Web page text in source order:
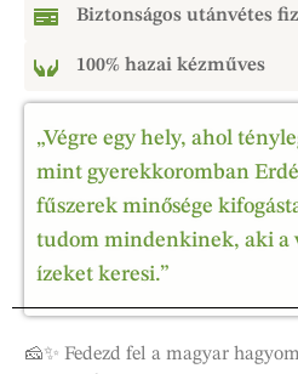
Biztonságos utánvétes
100% hazai kézműves
„Végre egy hely, ahol
mint gyerekkoromban
fűszerek minősége
tudom mindenkinek, aki a
ízeket keresi.”
🧀✨ Fedezd fel a magyar